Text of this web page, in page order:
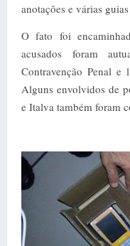
anotações e várias
O fato foi
acusados foram
Contravenção Penal e
Alguns envolvidos de
e Italva também foram